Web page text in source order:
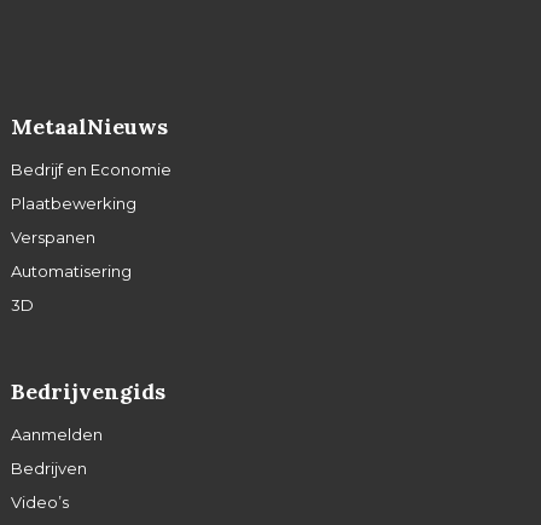
MetaalNieuws
Bedrijf en Economie
Plaatbewerking
Verspanen
Automatisering
3D
Bedrijvengids
Aanmelden
Bedrijven
Video’s